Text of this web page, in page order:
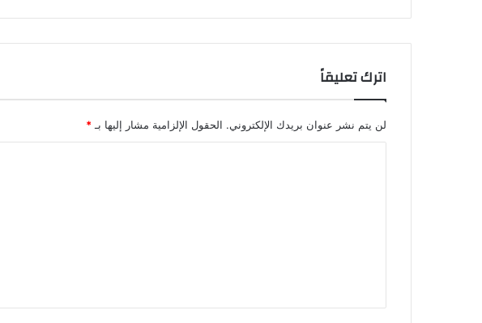
اترك تعليقاً
لن يتم نشر عنوان بريدك الإلكتروني. الحقول الإلزامية مشار إليها بـ *